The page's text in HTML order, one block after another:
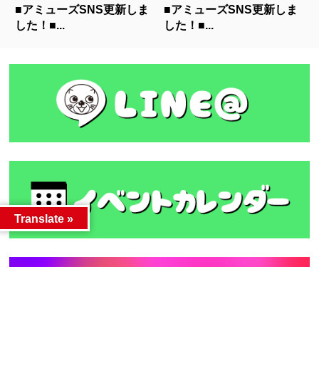
■アミューズSNS更新しま
した！■...
■アミューズSNS更新しま
した！■...
Translate »